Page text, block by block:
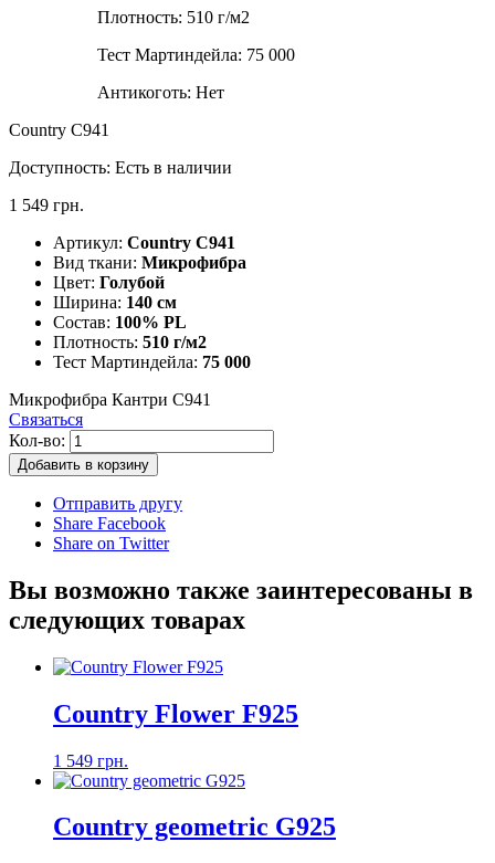
Плотность: 510 г/м2
Тест Мартиндейла: 75 000
Антикоготь: Нет
Country C941
Доступность: Есть в наличии
1 549 грн.
Артикул: Country C941
Вид ткани: Микрофибра
Цвет: Голубой
Ширина: 140 см
Состав: 100% PL
Плотность: 510 г/м2
Тест Мартиндейла: 75 000
Микрофибра Кантри C941
Связаться
Кол-во:
Добавить в корзину
Отправить другу
Share Facebook
Share on Twitter
Вы возможно также заинтересованы в
следующих товарах
Country Flower F925
1 549 грн.
Country geometric G925